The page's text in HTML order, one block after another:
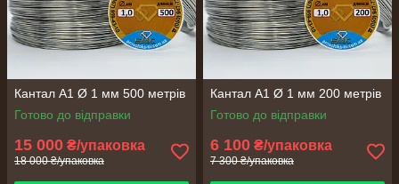
Кантал А1 Ø 1 мм 500 метрів
Готово до відправки
15 000 ₴/упаковка
18 000 ₴/упаковка
Кантал А1 Ø 1 мм 200 метрів
Готово до відправки
6 100 ₴/упаковка
7 300 ₴/упаковка